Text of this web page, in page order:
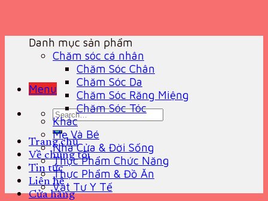
Menu
Search
for:
Trang chủ
Về chúng tôi
Tin tức
Liên hệ
Cửa hàng
Danh mục sản phẩm
Chăm sóc cá nhân
Chăm Sóc Chân
Chăm Sóc Da
Chăm Sóc Răng Miệng
Chăm Sóc Tóc
Khác
Mẹ Và Bé
Nhà Cửa & Đời Sống
Thực Phẩm Chức Năng
Thực Phẩm & Đồ Ăn
Vật Tư Y Tế